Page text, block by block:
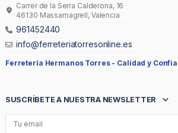
Carrer de la Serra Calderona, 16
46130 Massamagrell, Valencia
961452440
info@ferreteriatorresonline.es
Ferretería Hermanos Torres - Calidad y
SUSCRÍBETE A NUESTRA NEWSLETTER